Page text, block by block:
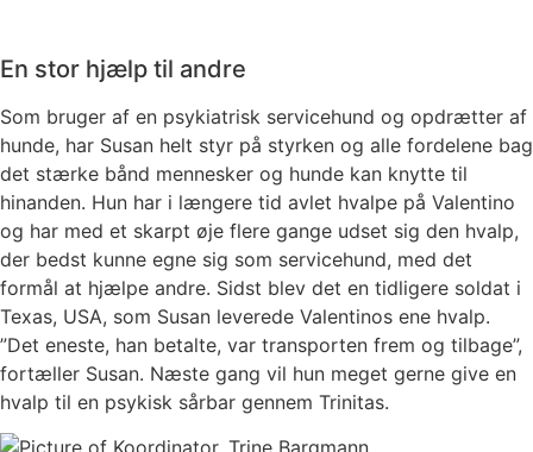
En stor hjælp til andre
Som bruger af en psykiatrisk servicehund og opdrætter af
hunde, har Susan helt styr på styrken og alle fordelene bag
det stærke bånd mennesker og hunde kan knytte til
hinanden. Hun har i længere tid avlet hvalpe på Valentino
og har med et skarpt øje flere gange udset sig den hvalp,
der bedst kunne egne sig som servicehund, med det
formål at hjælpe andre. Sidst blev det en tidligere soldat i
Texas, USA, som Susan leverede Valentinos ene hvalp.
”Det eneste, han betalte, var transporten frem og tilbage”,
fortæller Susan. Næste gang vil hun meget gerne give en
hvalp til en psykisk sårbar gennem Trinitas.